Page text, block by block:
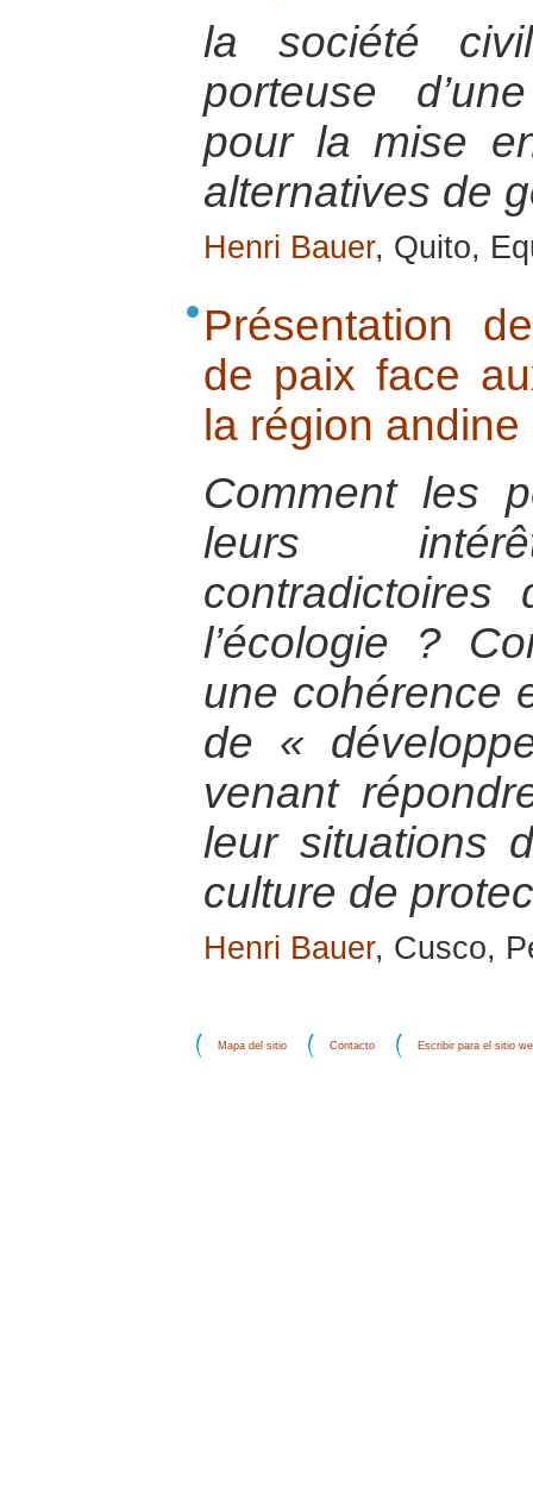
la société
porteuse
pour la mise
alternatives de
Henri Bauer, Quito,
Présentation
de paix face
la région
Comment les
leurs
contradictoires
l’écologie ?
une cohérence
de «
venant
leur situations
culture de
Henri Bauer, Cusco,
Mapa del sitio Contacto Escribir para el sitio